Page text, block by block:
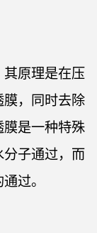
原理是在压
，同时去除
是一种特殊
子通过，而
过。